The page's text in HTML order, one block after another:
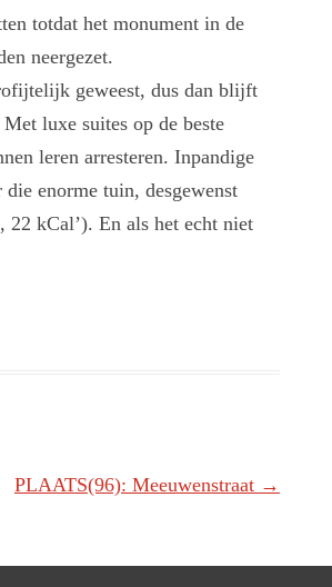
totdat het monument in de
neergezet.
geweest, dus dan blijft
luxe suites op de beste
leren arresteren. Inpandige
enorme tuin, desgewenst
22 kCal’). En als het echt niet
PLAATS(96): Meeuwenstraat →